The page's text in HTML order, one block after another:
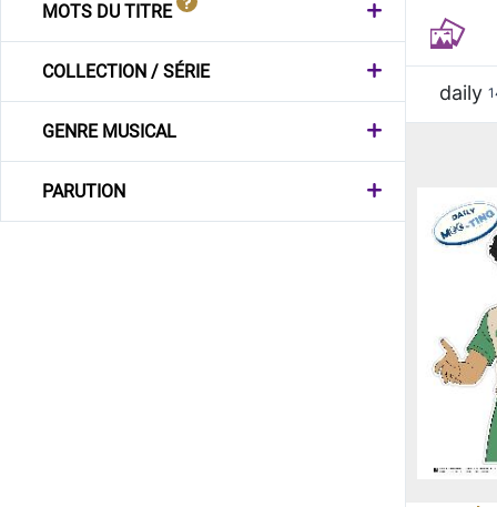
MOTS DU TITRE
COLLECTION / SÉRIE
GENRE MUSICAL
PARUTION
daily